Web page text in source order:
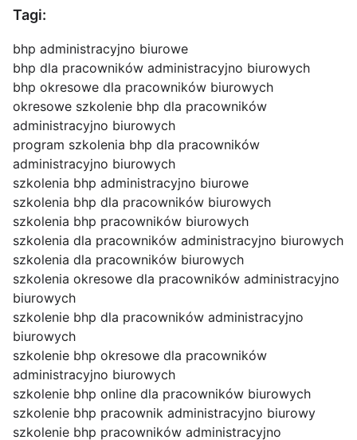
Tagi:
bhp administracyjno biurowe
bhp dla pracowników administracyjno biurowych
bhp okresowe dla pracowników biurowych
okresowe szkolenie bhp dla pracowników
administracyjno biurowych
program szkolenia bhp dla pracowników
administracyjno biurowych
szkolenia bhp administracyjno biurowe
szkolenia bhp dla pracowników biurowych
szkolenia bhp pracowników biurowych
szkolenia dla pracowników administracyjno biurowych
szkolenia dla pracowników biurowych
szkolenia okresowe dla pracowników administracyjno
biurowych
szkolenie bhp dla pracowników administracyjno
biurowych
szkolenie bhp okresowe dla pracowników
administracyjno biurowych
szkolenie bhp online dla pracowników biurowych
szkolenie bhp pracownik administracyjno biurowy
szkolenie bhp pracowników administracyjno